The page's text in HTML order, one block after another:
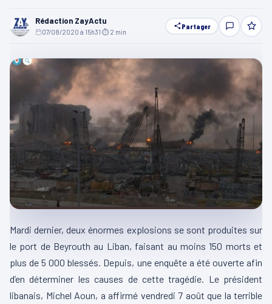
Rédaction ZayActu
07/08/2020 à 15h31 ⏱ 2 min
Partager
Mardi dernier, deux énormes explosions se sont produites sur
le port de Beyrouth au Liban, faisant au moins 150 morts et
plus de 5 000 blessés. Depuis, une enquête a été ouverte afin
d’en déterminer les causes de cette tragédie. Le président
libanais, Michel Aoun, a affirmé vendredi 7 août que la terrible